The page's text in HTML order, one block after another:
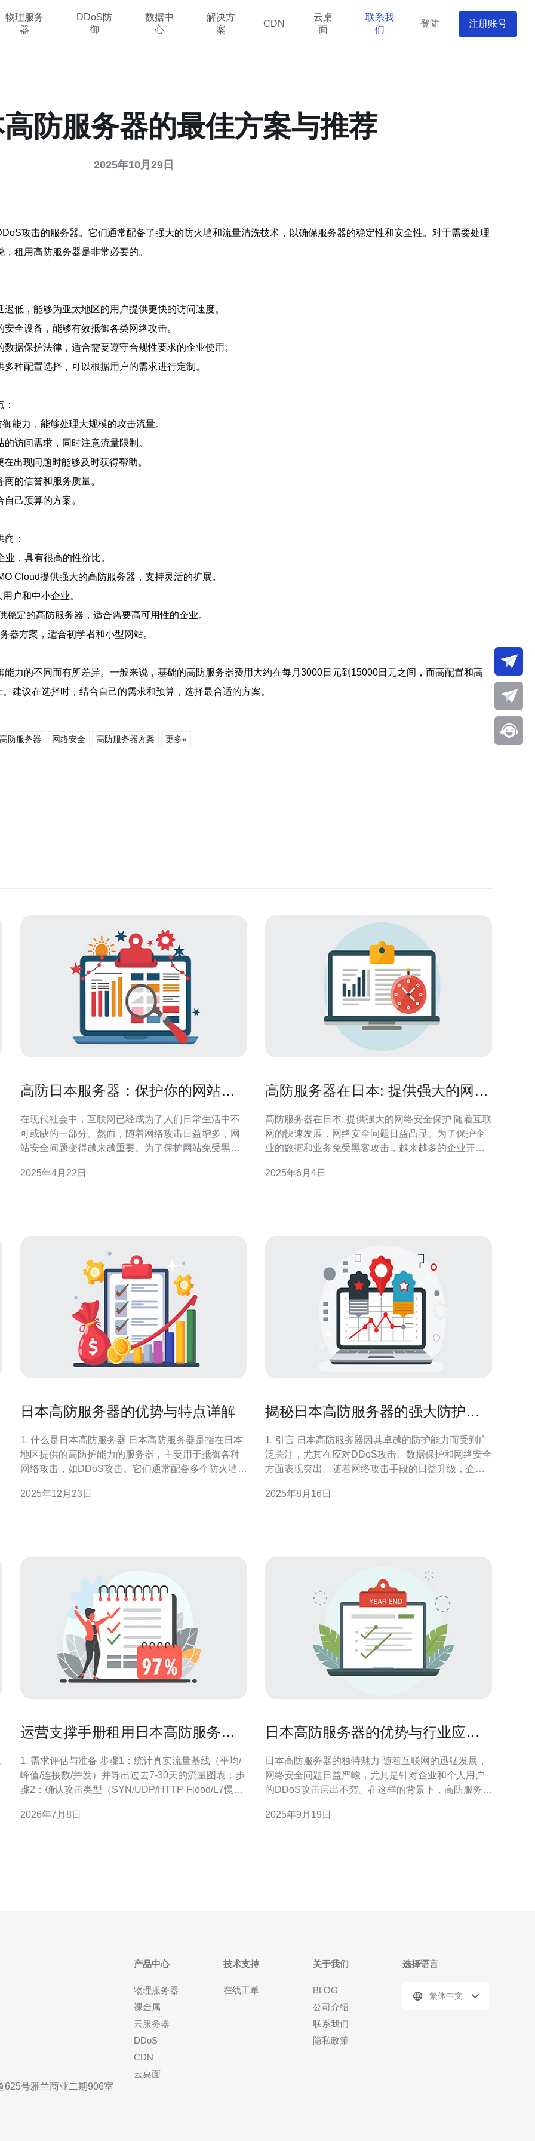
物理服务
器
DDoS防
御
数据中
心
解决方
案
CDN
云桌
面
联系我
们
登陆 注册账号
防服务器的最佳方案与推荐
2025年10月29日
攻击的服务器。它们通常配备了强大的防火墙和流量清洗技术，以确保服务器的稳定性和安全性。对于需要处理
租用高防服务器是非常必要的。
低，能够为亚太地区的用户提供更快的访问速度。
全设备，能够有效抵御各类网络攻击。
据保护法律，适合需要遵守合规性要求的企业使用。
种配置选择，可以根据用户的需求进行定制。
能力，能够处理大规模的攻击流量。
访问需求，同时注意流量限制。
出现问题时能够及时获得帮助。
的信誉和服务质量。
己预算的方案。
：
，具有很高的性价比。
Cloud提供强大的高防服务器，支持灵活的扩展。
户和中小企业。
稳定的高防服务器，适合需要高可用性的企业。
器方案，适合初学者和小型网站。
力的不同而有所差异。一般来说，基础的高防服务器费用大约在每月3000日元到15000日元之间，而高配置和高
建议在选择时，结合自己的需求和预算，选择最合适的方案。
防服务器 网络安全 高防服务器方案 更多»
高防日本服务器：保护你的网站安
在现代社会中，互联网已经成为了人们日常生活中不
可或缺的一部分。然而，随着网络攻击日益增多，网
站安全问题变得越来越重要。为了保护网站免受黑客
防服务器的解决方案。本文将介绍高防日本服务器，
2025年4月22日
高防服务器在日本: 提供强大的网络
高防服务器在日本: 提供强大的网络安全保护 随着互联
网的快速发展，网络安全问题日益凸显。为了保护企
业的数据和业务免受黑客攻击，越来越多的企业开始
本，高防服务器得到了广泛应用，为用户提供了稳
2025年6月4日
日本高防服务器的优势与特点详解
1. 什么是日本高防服务器 日本高防服务器是指在日本
地区提供的高防护能力的服务器，主要用于抵御各种
网络攻击，如DDoS攻击。它们通常配备多个防火墙和
求日益增加，尤其在金融、电商等行业中，这类服务
2025年12月23日
揭秘日本高防服务器的强大防护能
1. 引言 日本高防服务器因其卓越的防护能力而受到广
泛关注，尤其在应对DDoS攻击、数据保护和网络安全
方面表现突出。随着网络攻击手段的日益升级，企业
章中，我们将深入探讨日本高防服务器的防护能力，
2025年8月16日
运营支撑手册租用日本高防服务器
1. 需求评估与准备 步骤1：统计真实流量基线（平均/
峰值/连接数/并发）并导出过去7-30天的流量图表；步
骤2：确认攻击类型（SYN/UDP/HTTP-Flood/L7慢速
或Anycast；注意：记录业务关键时间窗口与联系人。
2026年7月8日
日本高防服务器的优势与行业应用
日本高防服务器的独特魅力 随着互联网的迅猛发展，
网络安全问题日益严峻，尤其是针对企业和个人用户
的DDoS攻击层出不穷。在这样的背景下，高防服务器
本文将深入探讨日本高防服务器的优势以及其在各行
2025年9月19日
625号雅兰商业二期906室
产品中心
物理服务器
裸金属
云服务器
DDoS
CDN
云桌面
技术支持
在线工单
关于我们
BLOG
公司介绍
联系我们
隐私政策
选择语言
繁体中文